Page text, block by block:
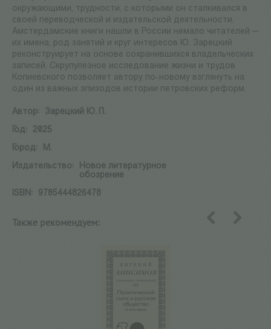
окружающими, трудности, с которыми он сталкивался в
своей переводческой и издательской деятельности.
Амстердамские книги нашли в России немало читателей —
их имена, род занятий и круг интересов Ю. Зарецкий
реконструирует на основе сохранившихся владельческих
записей. Скрупулезное исследование жизни и трудов
Копиевского позволяет автору по-новому взглянуть на
один из важных эпизодов истории петровских реформ.
Автор:
Зарецкий Ю. П.
Год:
2025
Город:
М.
Издательство:
Новое литературное
обозрение
ISBN:
9785444826478
Также рекомендуем: